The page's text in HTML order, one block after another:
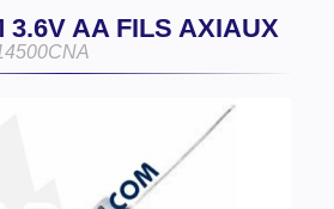
3.6V AA FILS AXIAUX